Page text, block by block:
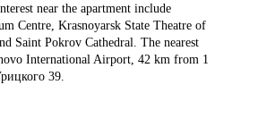
near the apartment include
Centre, Krasnoyarsk State Theatre of
Saint Pokrov Cathedral. The nearest
International Airport, 42 km from 1
39.